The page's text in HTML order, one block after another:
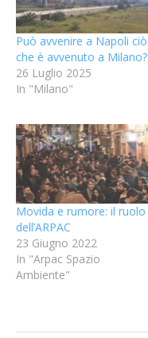
Può avvenire a Napoli ciò
che è avvenuto a Milano?
26 Luglio 2025
In "Milano"
Movida e rumore: il ruolo
dell’ARPAC
23 Giugno 2022
In "Arpac Spazio
Ambiente"